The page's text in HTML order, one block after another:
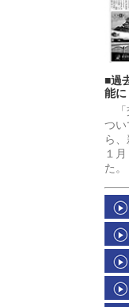
■過
能に
「
つ
ら
１